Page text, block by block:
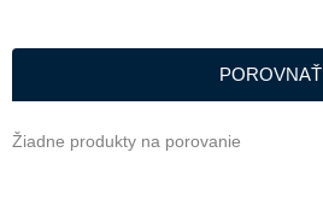
POROVNAŤ
Žiadne produkty na porovanie